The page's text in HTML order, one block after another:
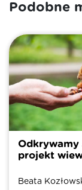
Podobne
projekt
Beata